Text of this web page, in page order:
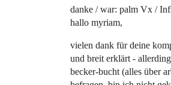
danke / war: palm Vx /
hallo myriam,
vielen dank für deine
und breit erklärt -
becker-bucht (alles über